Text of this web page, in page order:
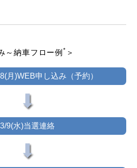
～納車フロー例* ＞
月)WEB申し込み （予約）
⬇
3/9(水)当選連絡
⬇